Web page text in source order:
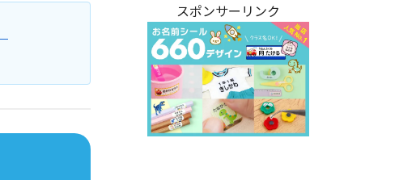
スポンサーリンク